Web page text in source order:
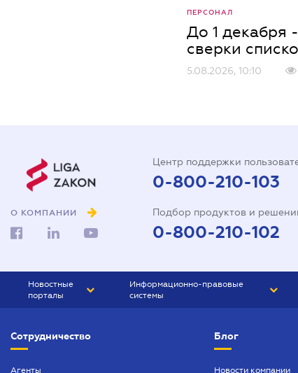
ПЕРСОНАЛ
До 1 декабря
сверки
5.08.2026, 10:10
О КОМПАНИИ
Центр поддержки
0-800-210-103
Подбор продуктов и
0-800-210-102
Новостные
порталы
БИЗНЕС
Информационно-правовые
системы
Сотрудничество
Агенты
Блог
Новости компании